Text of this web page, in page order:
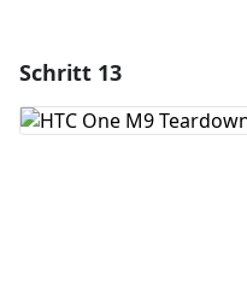
Kommentar
Schritt 13